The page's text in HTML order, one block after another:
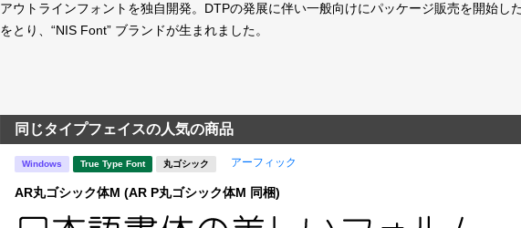
アウトラインフォントを独自開発。DTPの発展に伴い一般向けにパッケージ販売を開始
をとり、“NIS Font” ブランドが生まれました。
同じタイプフェイスの人気の商品
Windows True Type Font 丸ゴシック アーフィック
AR丸ゴシック体M (AR P丸ゴシック体M 同梱)